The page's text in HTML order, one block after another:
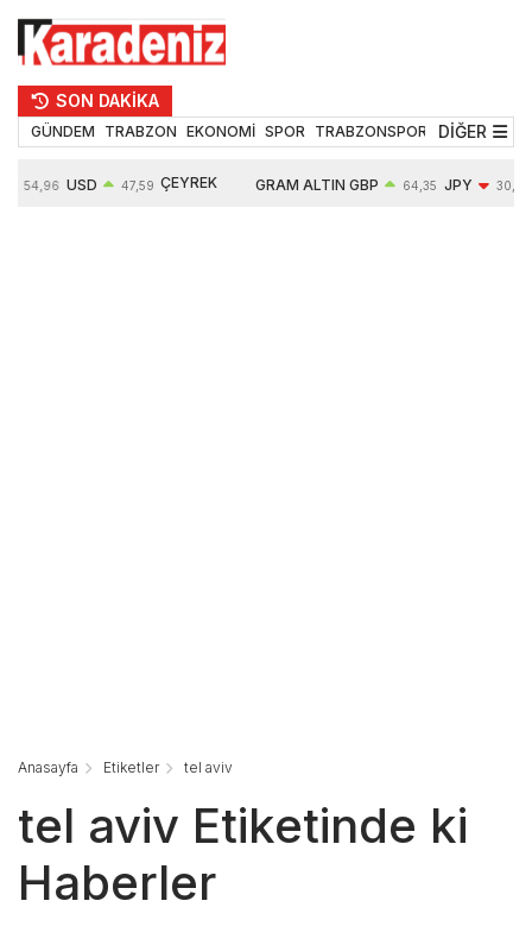
SON DAKİKA
GÜNDEM TRABZON EKONOMİ SPOR TRABZONSPOR TEKNOLOJİ
DİĞER
54,96 USD 47,59 ÇEYREK GRAM ALTIN GBP 64,35 JPY 30,19
Anasayfa Etiketler tel aviv
tel aviv Etiketinde ki
Haberler